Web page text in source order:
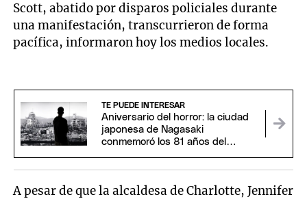
Scott, abatido por disparos policiales durante
una manifestación, transcurrieron de forma
pacífica, informaron hoy los medios locales.
TE PUEDE INTERESAR
Aniversario del horror: la ciudad
japonesa de Nagasaki
conmemoró los 81 años del
A pesar de que la alcaldesa de Charlotte, Jennifer